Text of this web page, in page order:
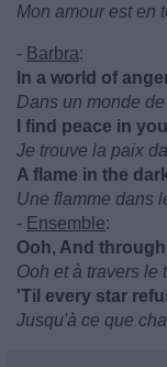
Mon amour est en
- Barbra:
In a world of
Dans un monde
I find peace in
Je trouve la paix
A flame in the
Une flamme dans
- Ensemble:
Ooh, And
Ooh et à travers le
'Til every star
Jusqu'à ce que